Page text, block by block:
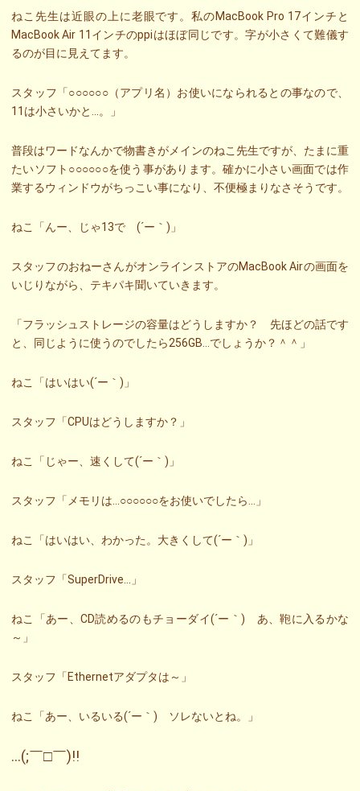
ねこ先生は近眼の上に老眼です。私のMacBook Pro 17インチと
MacBook Air 11インチのppiはほぼ同じです。字が小さくて難儀す
るのが目に見えてます。
スタッフ「○○○○○○（アプリ名）お使いになられるとの事なので、
11は小さいかと…。」
普段はワードなんかで物書きがメインのねこ先生ですが、たまに重
たいソフト○○○○○○を使う事があります。確かに小さい画面では作
業するウィンドウがちっこい事になり、不便極まりなさそうです。
ねこ「んー、じゃ13で (´ー｀)」
スタッフのおねーさんがオンラインストアのMacBook Airの画面を
いじりながら、テキパキ聞いていきます。
「フラッシュストレージの容量はどうしますか？ 先ほどの話です
と、同じように使うのでしたら256GB…でしょうか？＾＾」
ねこ「はいはい(´ー｀)」
スタッフ「CPUはどうしますか？」
ねこ「じゃー、速くして(´ー｀)」
スタッフ「メモリは…○○○○○○をお使いでしたら…」
ねこ「はいはい、わかった。大きくして(´ー｀)」
スタッフ「SuperDrive…」
ねこ「あー、CD読めるのもチョーダイ(´ー｀) あ、鞄に入るかな
～」
スタッフ「Ethernetアダプタは～」
ねこ「あー、いるいる(´ー｀) ソレないとね。」
…(;￣□￣)!!